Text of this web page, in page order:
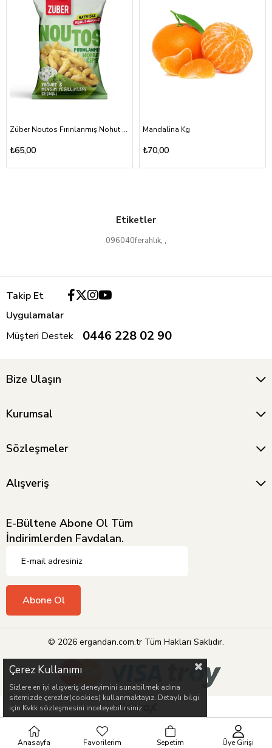
Züber Noutos Fırınlanmış Nohut Cipsi Yoğurt Mevsim Yeşillikleri 55gr
₺65,00
Mandalina Kg
₺70,00
Etiketler
096040ferahlık, ,
Takip Et
Uygulamalar
Müşteri Destek
0446 228 02 90
Bize Ulaşın
Kurumsal
Sözleşmeler
Alışveriş
E-Bültene Abone Ol Tüm
İndirimlerden Favdalan.
Abone Ol
© 2026 ergandan.com.tr Tüm Hakları Saklıdır.
Çerez Kullanımı
Sizlere en iyi alışveriş deneyimini sunabilmek adına
sitemizde çerezler(cookies) kullanmaktayız. Detaylı bilgi
için Kvkk sözleşmesini inceleyebilirsiniz.
Anasayfa Favorilerim Sepetim Üye Girişi